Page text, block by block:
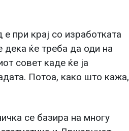
при крај со изработката
ќе треба да оди на
совет каде ќе ја
Потоа, како што кажа,
се базира на многу